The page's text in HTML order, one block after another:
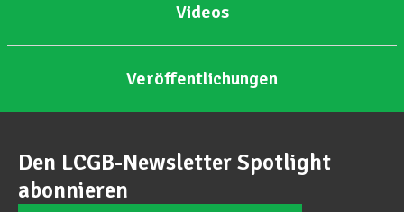
Videos
Veröffentlichungen
Den LCGB-Newsletter Spotlight
abonnieren